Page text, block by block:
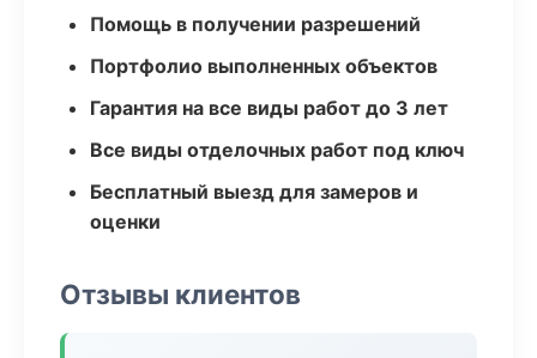
Помощь в получении разрешений
Портфолио выполненных объектов
Гарантия на все виды работ до 3 лет
Все виды отделочных работ под ключ
Бесплатный выезд для замеров и
оценки
Отзывы клиентов